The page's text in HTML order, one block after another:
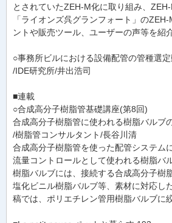
とされていたZEH-M化に取り組み、
「ライオンズ呉グランフォート」の
ントや販売ツール、ユーザーの声等を紹
○事務所ビルにおける設備配管の管種選
/IDE研究所/井出浩司
■連載
○合成高分子樹脂管基礎講座(第8回)
合成高分子樹脂管に使われる樹脂バルブ
/樹脂管コンサルタント/長谷川清
合成高分子樹脂管を使った配管システム
流量コントロールとして使われる樹脂バ
樹脂バルブには、接続する合成高分子樹
塩化ビニル樹脂バルブ等、素材に対応し
稿では、ポリエチレン管用樹脂バルブに